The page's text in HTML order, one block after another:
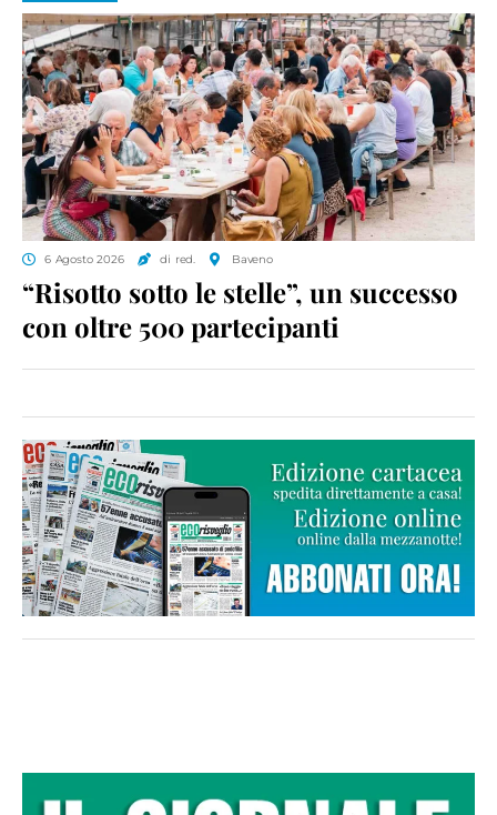
6 Agosto 2026 di red. Baveno
“Risotto sotto le stelle”, un successo
con oltre 500 partecipanti